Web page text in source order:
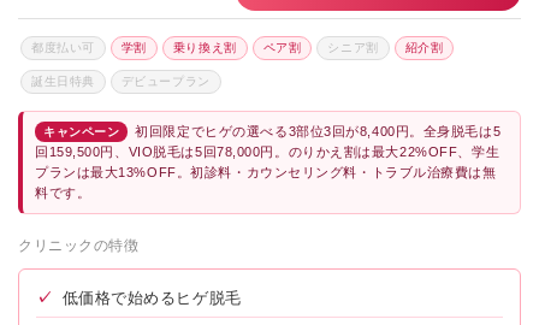
都度払い可 学割 乗り換え割 ペア割 シニア割 紹介割
誕生日特典 デビュープラン
キャンペーン
初回限定でヒゲの選べる3部位3回が8,400円。全身脱毛は5
回159,500円、VIO脱毛は5回78,000円。のりかえ割は最大22%OFF、学生
プランは最大13%OFF。初診料・カウンセリング料・トラブル治療費は無
料です。
クリニックの特徴
✓ 低価格で始めるヒゲ脱毛